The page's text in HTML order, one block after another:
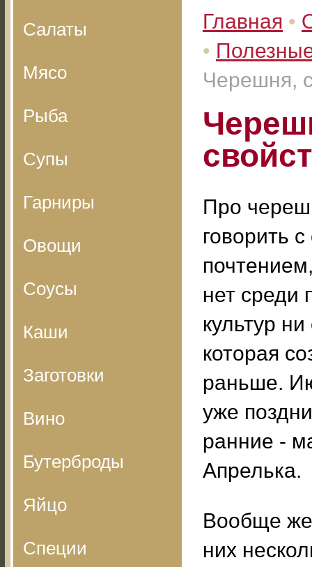
Салаты
Мясо
Рыба
Супы
Гарниры
Овощи
Соусы
Каши
Заготовки
Вино
Бутерброды
Яйцо
Специи
Главная •
•
Черешня,
Про
говорить
нет среди
культур
которая
раньше.
уже
ранние -
Апрелька.
Вообще же
них